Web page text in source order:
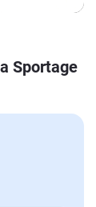
Sportage